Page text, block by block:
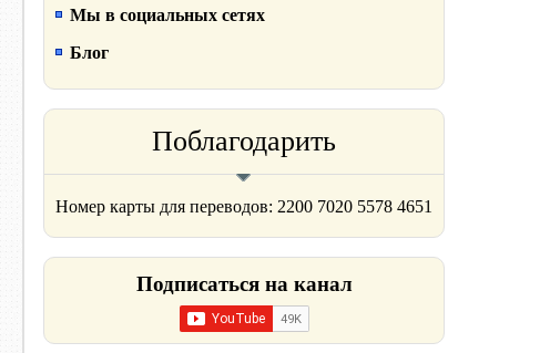
Мы в социальных сетях
Блог
Поблагодарить
Номер карты для переводов: 2200 7020 5578 4651
Подписаться на канал